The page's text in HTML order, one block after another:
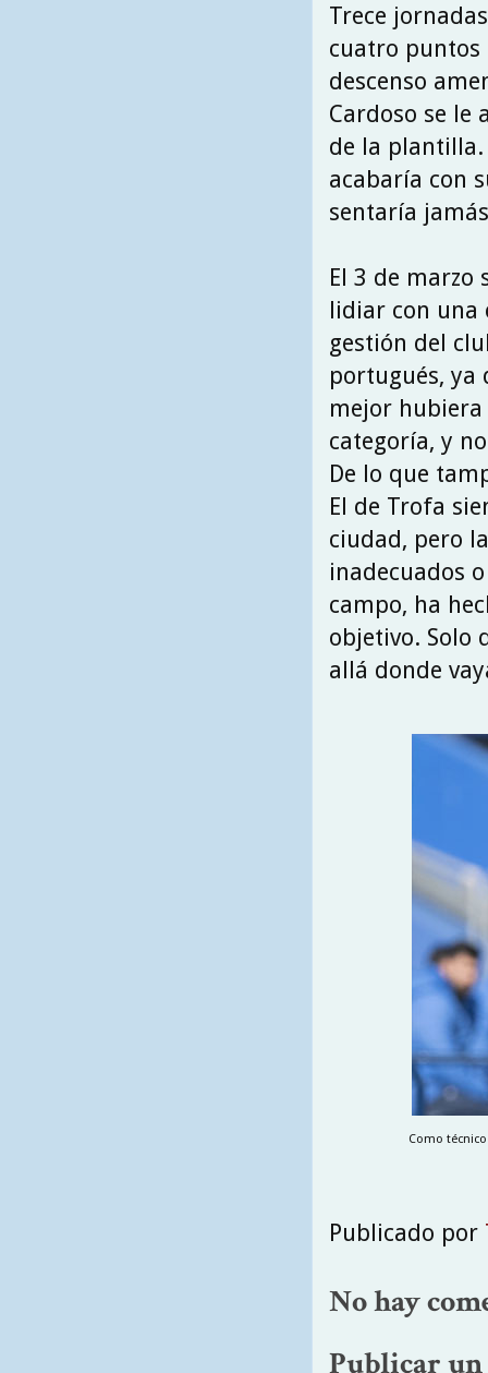
Trece
cuatro puntos
descenso
Cardoso se le
de la plantilla.
acabaría con
sentaría
El 3 de marzo
lidiar con una
gestión del
portugués, ya
mejor
categoría, y
De lo que
El de Trofa
ciudad, pero
inadecuados
campo, ha
objetivo. Solo
allá donde
Como
Publicado por
No hay
Publicar